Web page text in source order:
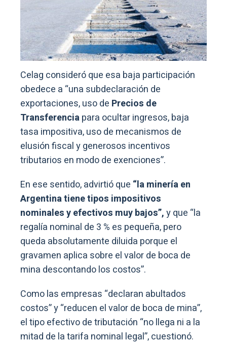
Celag consideró que esa baja participación
obedece a “una subdeclaración de
exportaciones, uso de Precios de
Transferenciapara ocultar ingresos, baja
tasa impositiva, uso de mecanismos de
elusión fiscal y generosos incentivos
tributarios en modo de exenciones”.
En ese sentido, advirtió que “la minería en
Argentina tiene tipos impositivos
nominales y efectivos muy bajos”,y que “la
regalía nominal de 3 % es pequeña, pero
queda absolutamente diluida porque el
gravamen aplica sobre el valor de boca de
mina descontando los costos”.
Como las empresas “declaran abultados
costos” y “reducen el valor de boca de mina”,
el tipo efectivo de tributación “no llega ni a la
mitad de la tarifa nominal legal”, cuestionó.